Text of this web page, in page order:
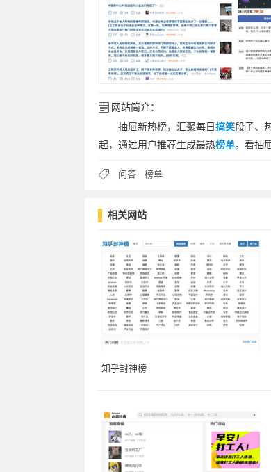
网站简介：
抽屉新热榜，汇聚每日 搞笑段子、
起，通过用户推荐生成最热榜单。看抽
问答 榜单
相关网站
知乎封神榜